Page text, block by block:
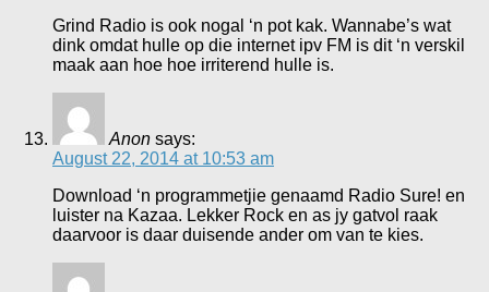
Grind Radio is ook nogal ‘n pot kak. Wannabe’s wat
dink omdat hulle op die internet ipv FM is dit ‘n verskil
maak aan hoe hoe irriterend hulle is.
Anon says:
August 22, 2014 at 10:53 am
Download ‘n programmetjie genaamd Radio Sure! en
luister na Kazaa. Lekker Rock en as jy gatvol raak
daarvoor is daar duisende ander om van te kies.